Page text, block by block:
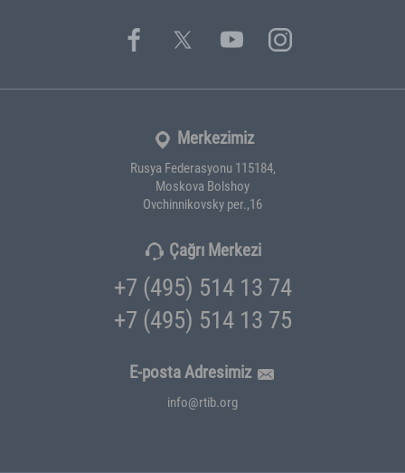
Merkezimiz
Rusya Federasyonu 115184,
Moskova Bolshoy
Ovchinnikovsky per.,16
Çağrı Merkezi
+7 (495) 514 13 74
+7 (495) 514 13 75
E-posta Adresimiz
info@rtib.org